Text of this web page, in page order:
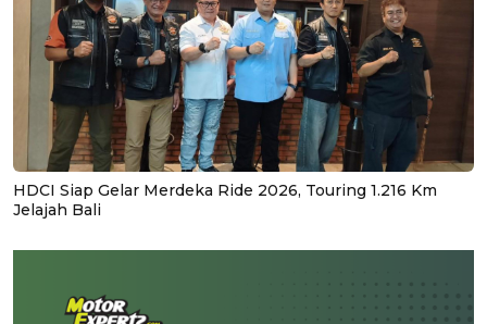
HDCI Siap Gelar Merdeka Ride 2026, Touring 1.216 Km
Jelajah Bali